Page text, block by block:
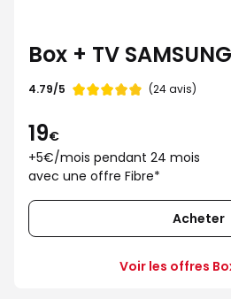
Box + TV
Note
4.79/5 (24 avis)
19€
+5€/mois pendant 24 mois
avec une offre Fibre*
Acheter
Voir les offres